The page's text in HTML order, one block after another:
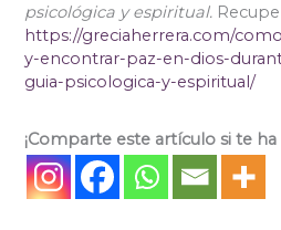
psicológica y espiritual.
https://greciaherrera.com/
y-encontrar-paz-en-dios-
guia-psicologica-y-espiritual/
¡Comparte este artículo si te